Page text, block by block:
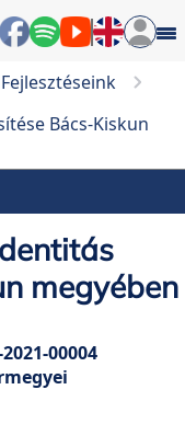
Fejlesztéseink
Bács-Kiskun
megyében
00004